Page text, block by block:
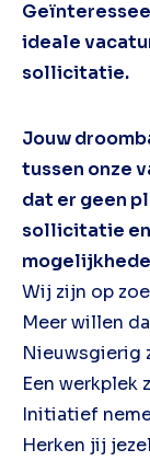
ideale
sollicitatie.
Jouw
tussen onze
dat er geen
sollicitatie en
Wij zijn op
Meer willen
Nieuwsgierig
Een werkplek
Initiatief
Herken jij